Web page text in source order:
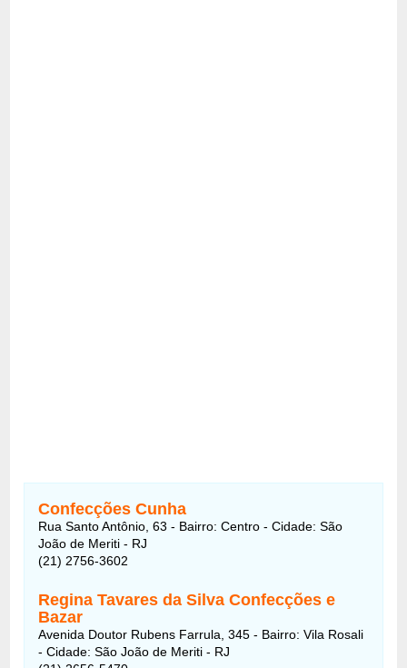
Confecções Cunha
Rua Santo Antônio, 63 - Bairro: Centro - Cidade: São
João de Meriti - RJ
(21) 2756-3602
Regina Tavares da Silva Confecções e
Bazar
Avenida Doutor Rubens Farrula, 345 - Bairro: Vila Rosali
- Cidade: São João de Meriti - RJ